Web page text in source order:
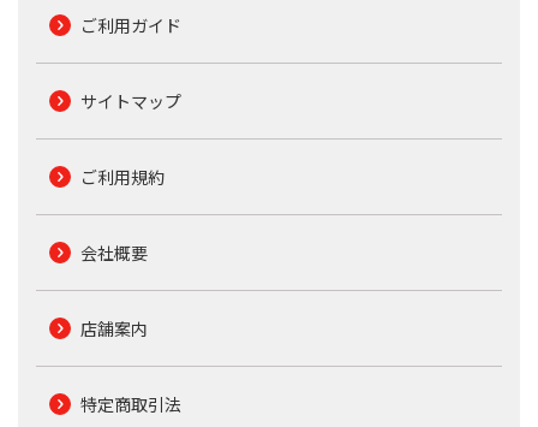
ご利用ガイド
サイトマップ
ご利用規約
会社概要
店舗案内
特定商取引法